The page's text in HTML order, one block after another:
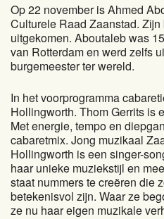
Op 22 november is Ahmed
Culturele Raad Zaanstad. Zijn
uitgekomen. Aboutaleb was
van Rotterdam en werd zelfs
burgemeester ter wereld.
In het voorprogramma
Hollingworth. Thom Gerrits is
Met energie, tempo en
cabaretmix. Jong muzikaal
Hollingworth is een singer-
haar unieke muziekstijl en
staat nummers te creëren die
betekenisvol zijn. Waar ze
ze nu haar eigen muzikale